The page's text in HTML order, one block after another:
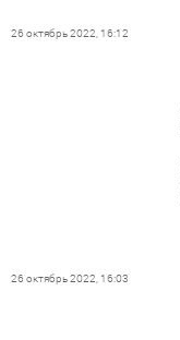
26 октябрь 2022, 16:12
26 октябрь 2022, 16:03